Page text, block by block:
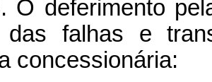
O deferimento
das falhas e
concessionária: